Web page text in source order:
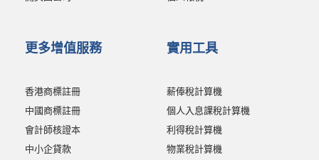
更多增值服務
香港商標註冊
中國商標註冊
會計師核證本
中小企貸款
實用工具
薪俸稅計算機
個人入息課稅計算機
利得稅計算機
物業稅計算機